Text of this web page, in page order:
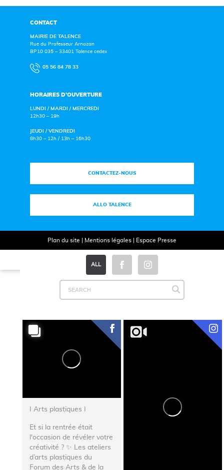
ALL
I Arts plastiques I
Et si la rentrée était
l'occasion de révéler votre
créativité ? ✨ Les ateliers
d’arts plastiques du
Forum des Arts & de la
CONTACT
MAIRIE DE TALENCE
Rue du Professeur Arnozan
BP10 035 – 33401 Talence cedex
05 56 84 78 33
HORAIRES D’OUVERTURE
LUNDI / MARDI / MERCREDI
12h30 – 19h
JEUDI / VENDREDI
8h30 – 12h / 13h – 16h30
CONTACTEZ-NOUS
ALLO TALENCE
Plan du site Mentions légales| Espace Presse